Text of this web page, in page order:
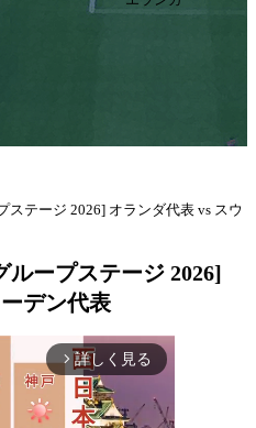
ステージ 2026] オランダ代表 vs スウ
ープステージ 2026]
デン代表
arrow_forward_ios 詳しく見る